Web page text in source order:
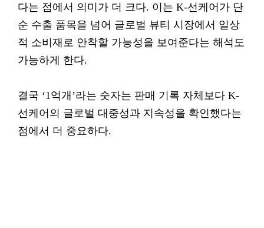
다는 점에서 의미가 더 크다. 이는 K-선케어가 단
순 수출 품목을 넘어 글로벌 뷰티 시장에서 일상
적 소비재로 안착할 가능성을 보여준다는 해석도
가능하게 한다.
결국 ‘1억개’라는 숫자는 판매 기록 자체보다 K-
선케어의 글로벌 대중성과 지속성을 확인했다는
점에서 더 중요하다.